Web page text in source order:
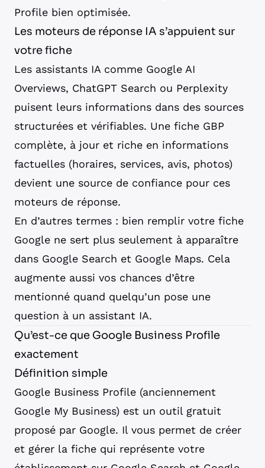
Profile bien optimisée.
Les moteurs de réponse IA s’appuient sur
votre fiche
Les assistants IA comme Google AI
Overviews, ChatGPT Search ou Perplexity
puisent leurs informations dans des sources
structurées et vérifiables. Une fiche GBP
complète, à jour et riche en informations
factuelles (horaires, services, avis, photos)
devient une source de confiance pour ces
moteurs de réponse.
En d’autres termes : bien remplir votre fiche
Google ne sert plus seulement à apparaître
dans Google Search et Google Maps. Cela
augmente aussi vos chances d’être
mentionné quand quelqu’un pose une
question à un assistant IA.
Qu’est-ce que Google Business Profile
exactement
Définition simple
Google Business Profile (anciennement
Google My Business) est un outil gratuit
proposé par Google. Il vous permet de créer
et gérer la fiche qui représente votre